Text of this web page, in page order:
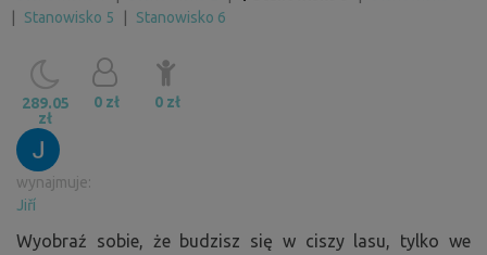
Stanowisko 5 Stanowisko 6
289.05
zł
0 zł 0 zł
wynajmuje:
Jiří
Wyobraź sobie, że budzisz się w ciszy lasu, tylko we